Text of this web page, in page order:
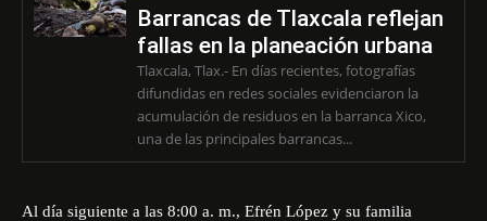
Barrancas de Tlaxcala reflejan
fallas en la planeación urbana
Tlaxcala, Tlax.- En días recientes, fotografías
difundidas en redes sociales evidenciaron la
acumulación de residuos en la barranca Xico,
una de las principales barrancas...
Al día siguiente a las 8:00 a. m., Efrén López y su familia